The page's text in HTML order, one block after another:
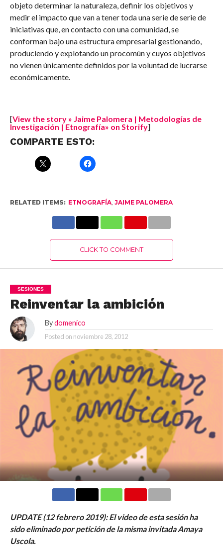
objeto determinar la naturaleza, definir los objetivos y
medir el impacto que van a tener toda una serie de serie de
iniciativas que, en contacto con una comunidad, se
conforman bajo una estructura empresarial gestionando,
produciendo y explotando un procomún y cuyos objetivos
no vienen únicamente definidos por la voluntad de lucrarse
económicamente.
[View the story » Jaime Palomera | Metodologías de
Investigación | Etnografía» on Storify]
COMPARTE ESTO:
RELATED ITEMS: ETNOGRAFÍA, JAIME PALOMERA
CLICK TO COMMENT
SESIONES
Reinventar la ambición
By domenico
Posted on noviembre 28, 2012
UPDATE (12 febrero 2019): El video de esta sesión ha
sido eliminado por petición de la misma invitada Amaya
Uscola.